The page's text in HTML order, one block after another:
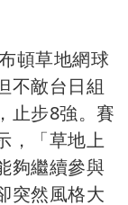
頓草地網球
不敵台日組
止步8強。賽
，「草地上
夠繼續參與
突然風格大